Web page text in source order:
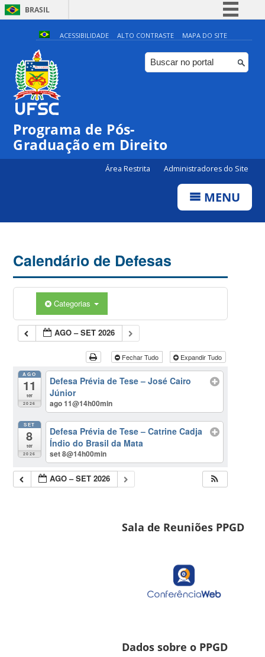
BRASIL
Simplifique!
Comunica BR
Participe
ACESSIBILIDADE ALTO CONTRASTE MAPA DO SITE
Programa de Pós-
Graduação em Direito
Área Restrita Administradores do Site
MENU
Calendário de Defesas
Categorias
AGO – SET 2026
Fechar Tudo Expandir Tudo
AGO
11
ter
2026
Defesa Prévia de Tese – José Cairo
Júnior
ago 11@14h00min
SET
8
ter
2026
Defesa Prévia de Tese – Catrine Cadja
Índio do Brasil da Mata
set 8@14h00min
AGO – SET 2026
Sala de Reuniões PPGD
Dados sobre o PPGD